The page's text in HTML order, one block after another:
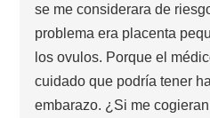
se me considerara de
problema era placenta
los ovulos. Porque el
cuidado que podría tener
embarazo. ¿Si me